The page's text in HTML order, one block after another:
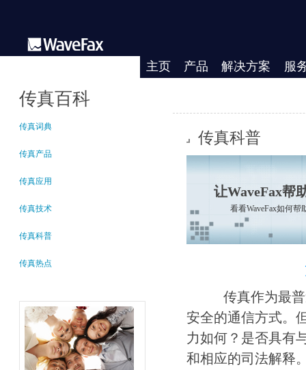
主页 产品 解决方案 服
传真百科
传真词典
传真产品
传真应用
传真技术
传真科普
传真热点
传真科普
让WaveFax帮
看看WaveFax如何
传真作为最普遍
安全的通信方式。
力如何？是否具有
和相应的司法解释